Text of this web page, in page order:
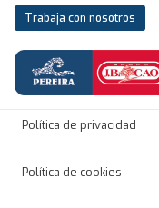
Trabaja con nosotros
Aviso legal
Política de privacidad
Política de cookies